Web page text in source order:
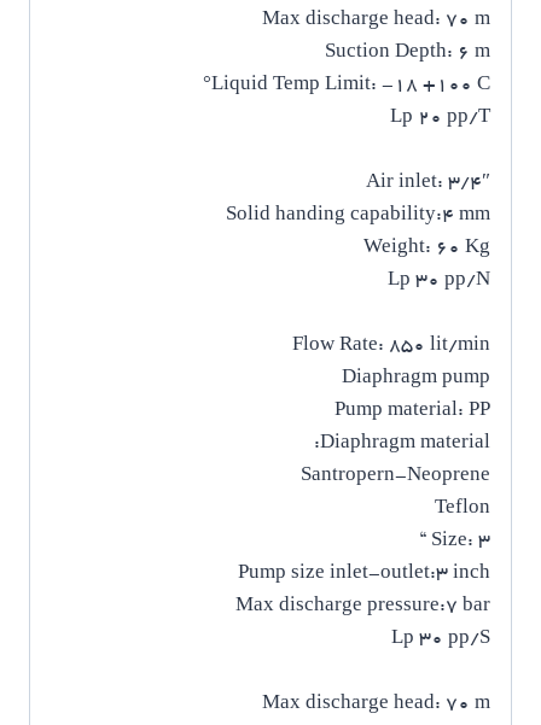
Max discharge head: 70 m
Suction Depth: 6 m
Liquid Temp Limit: -18 +100 C°
Lp 20 pp/T
Air inlet: 3/4″
Solid handing capability:4 mm
Weight: 60 Kg
Lp 30 pp/N
Flow Rate: 850 lit/min
Diaphragm pump
Pump material: PP
Diaphragm material:
Santropern-Neoprene
Teflon
Size: 3 “
Pump size inlet-outlet:3 inch
Max discharge pressure:7 bar
Lp 30 pp/S
Max discharge head: 70 m